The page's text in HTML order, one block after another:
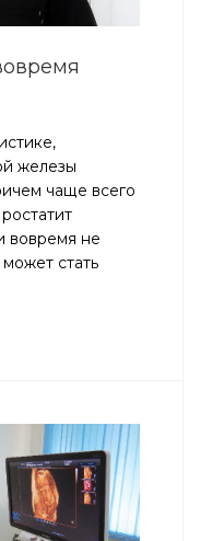
железы
чаще всего
вовремя не
стать